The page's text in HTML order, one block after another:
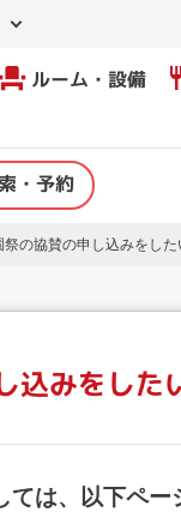
ルーム・設備
・予約
祭の協賛の申し込みをした
みをした
は、以下ペー